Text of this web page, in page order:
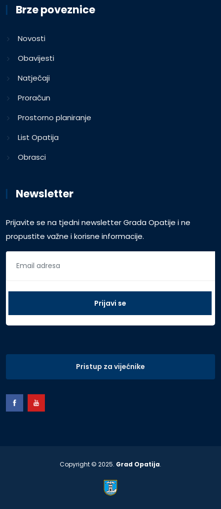
Brze poveznice
Novosti
Obavijesti
Natječaji
Proračun
Prostorno planiranje
List Opatija
Obrasci
Newsletter
Prijavite se na tjedni newsletter Grada Opatije i ne
propustite važne i korisne informacije.
Pristup za vijećnike
Copyright © 2025. Grad Opatija.